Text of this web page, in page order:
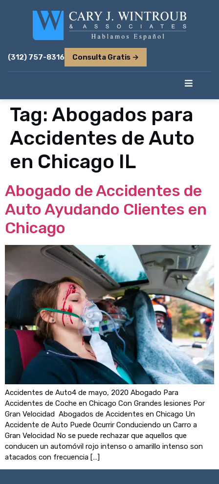
(312) 757-8316 Consulta Gratis →
Tag: Abogados para
Accidentes de Auto
en Chicago IL
Abogado de Accidentes de
Auto Ayudando Clientes en
Chicago
Accidentes de Auto4 de mayo, 2020 Abogado Para
Accidentes de Coche en Chicago Con Grandes lesiones Por
Gran Velocidad Abogados de Accidentes en Chicago Un
Accidente de Auto Puede Ocurrir Conduciendo un Carro a
Gran Velocidad No se puede rechazar que aquellos que
conducen un automóvil rojo intenso o amarillo intenso son
atacados con frecuencia […]